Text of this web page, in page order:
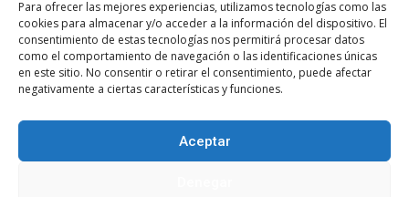
Para ofrecer las mejores experiencias, utilizamos tecnologías como las
cookies para almacenar y/o acceder a la información del dispositivo. El
consentimiento de estas tecnologías nos permitirá procesar datos
como el comportamiento de navegación o las identificaciones únicas
en este sitio. No consentir o retirar el consentimiento, puede afectar
negativamente a ciertas características y funciones.
Aceptar
Calle Daoiz, 12, Madrid